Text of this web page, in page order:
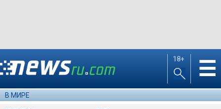
18+ ☰
В МИРЕ